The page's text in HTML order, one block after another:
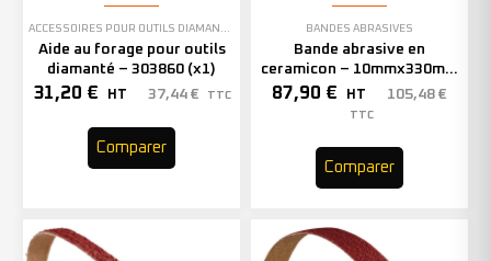
Aide au forage pour outils
diamanté – 303860 (x1)
31,20 € HT 37,44 € TTC
Comparer
BANDES ABRASIVES
Bande abrasive en
ceramicon – 10mmx330mm
– Grain 40 – 333001 (x50)
87,90 € HT 105,48 €
TTC
Comparer